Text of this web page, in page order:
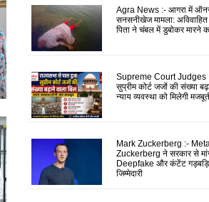
Agra News :- आगरा में
सनसनीखेज मामला: अविवाहित
पिता ने चंबल में डुबोकर मारने
Supreme Court Judges
सुप्रीम कोर्ट जजों की संख्या
न्याय व्यवस्था को मिलेगी
Mark Zuckerberg :-
Zuckerberg ने सरकार से
Deepfake और कंटेंट
जिम्मेदारी